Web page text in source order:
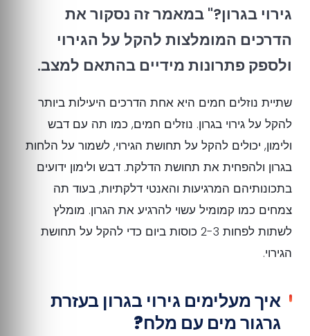
גירוי בגרון?" במאמר זה נסקור את
הדרכים המומלצות להקל על הגירוי
ולספק פתרונות מידיים בהתאם למצב.
שתיית נוזלים חמים היא אחת הדרכים היעילות ביותר
להקל על גירוי בגרון. נוזלים חמים, כמו תה עם דבש
ולימון, יכולים להקל על תחושת הגירוי, לשמור על הלחות
בגרון ולהפחית את תחושת הדלקת. דבש ולימון ידועים
בתכונותיהם המרגיעות והאנטי דלקתיות, בעוד תה
צמחים כמו קמומיל עשוי להרגיע את הגרון. מומלץ
לשתות לפחות 2-3 כוסות ביום כדי להקל על תחושת
הגירוי.
איך מעלימים גירוי בגרון בעזרת
גרגור מים עם מלח?